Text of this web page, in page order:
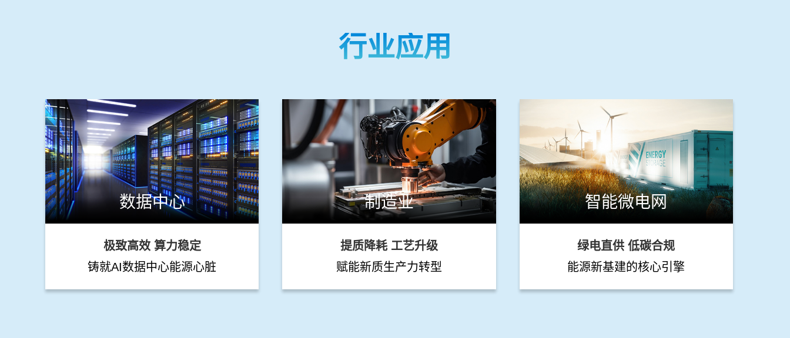
行业应用
数据中心
极致高效 算力稳定
铸就AI数据中心能源心脏
制造业
提质降耗 工艺升级
赋能新质生产力转型
智能微电网
绿电直供 低碳合规
能源新基建的核心引擎